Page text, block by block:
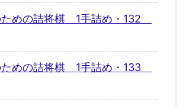
ための詰将棋 1手詰め・132
ための詰将棋 1手詰め・133